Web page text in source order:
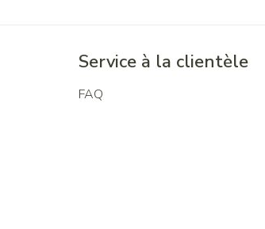
Service à la clientèle
FAQ